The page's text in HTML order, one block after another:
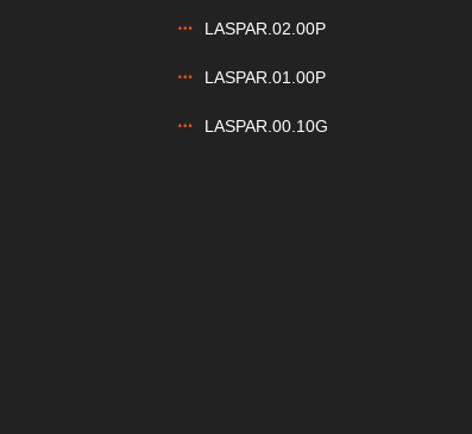
LASPAR.02.00P
LASPAR.01.00P
LASPAR.00.10G